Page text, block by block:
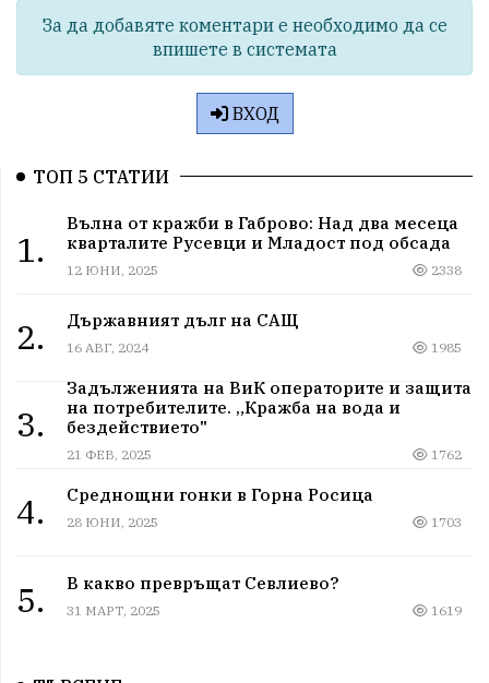
За да добавяте коментари е необходимо да се
впишете в системата
ВХОД
ТОП 5 СТАТИИ
1.
Вълна от кражби в Габрово: Над два месеца
кварталите Русевци и Младост под обсада
12 ЮНИ, 2025 2338
2. Държавният дълг на САЩ
16 АВГ, 2024 1985
3.
Задълженията на ВиК операторите и защита
на потребителите. „Кражба на вода и
бездействието"
21 ФЕВ, 2025 1762
4. Среднощни гонки в Горна Росица
28 ЮНИ, 2025 1703
5. В какво превръщат Севлиево?
31 МАРТ, 2025 1619